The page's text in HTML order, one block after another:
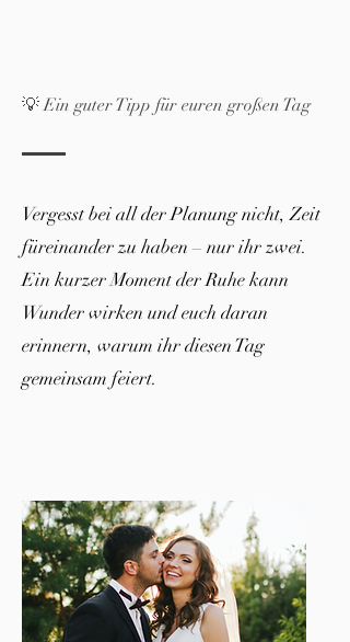
💡 Ein guter Tipp für euren großen Tag
Vergesst bei all der Planung nicht, Zeit
füreinander zu haben – nur ihr zwei.
Ein kurzer Moment der Ruhe kann
Wunder wirken und euch daran
erinnern, warum ihr diesen Tag
gemeinsam feiert.